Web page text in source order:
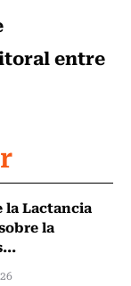
entre
la Lactancia
la